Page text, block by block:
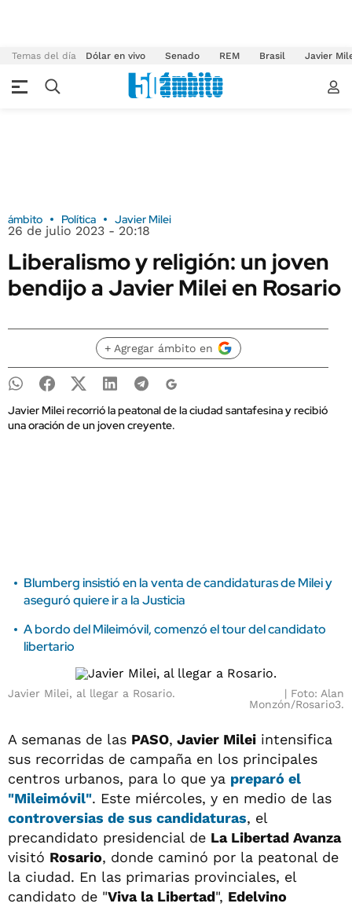
Temas del día Dólar en vivo Senado REM Brasil Javier
ámbito Política Javier Milei
26 de julio 2023 - 20:18
Liberalismo y religión: un joven
bendijo a Javier Milei en Rosario
+ Agregar ámbito en
Javier Milei recorrió la peatonal de la ciudad santafesina y recibió
una oración de un joven creyente.
Blumberg insistió en la venta de candidaturas de Milei y
aseguró quiere ir a la Justicia
A bordo del Mileimóvil, comenzó el tour del candidato
libertario
Javier Milei, al llegar a Rosario.
Foto: Alan
Monzón/Rosario3.
A semanas de las PASO, Javier Milei intensifica
sus recorridas de campaña en los principales
centros urbanos, para lo que ya preparó el
"Mileimóvil". Este miércoles, y en medio de las
controversias de sus candidaturas, el
precandidato presidencial de La Libertad Avanza
visitó Rosario, donde caminó por la peatonal de
la ciudad. En las primarias provinciales, el
candidato de "Viva la Libertad", Edelvino